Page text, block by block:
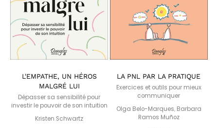
L'EMPATHE, UN HÉROS
MALGRÉ LUI
Dépasser sa sensibilité pour
investir le pouvoir de son intuition
Kristen Schwartz
LA PNL PAR LA PRATIQUE
Exercices et outils pour mieux
communiquer
Olga Belo-Marques, Barbara
Ramos Muñoz